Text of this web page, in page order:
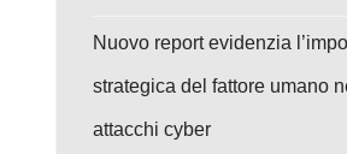
Nuovo report evidenzia
strategica del fattore umano
attacchi cyber